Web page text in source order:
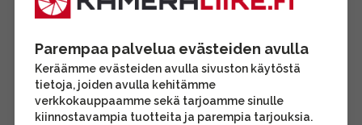
Parempaa palvelua evästeiden avulla
Keräämme evästeiden avulla sivuston käytöstä
tietoja, joiden avulla kehitämme
verkkokauppaamme sekä tarjoamme sinulle
kiinnostavampia tuotteita ja parempia tarjouksia.